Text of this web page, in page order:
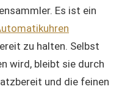
Es ist ein
zu halten. Selbst
wird, bleibt sie durch
und die feinen